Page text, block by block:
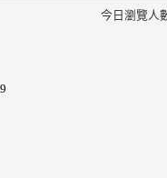
今日瀏覽人